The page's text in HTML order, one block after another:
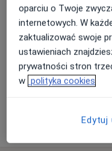
Adres Online
Stawowa 61 -
Centrum Medyczne
Konsultacja
Poproś o wizytę
oparciu o Twoje
internetowych. W
zaktualizować swoje
ustawieniach
prywatności stron
w polityka cookies
Edytuj